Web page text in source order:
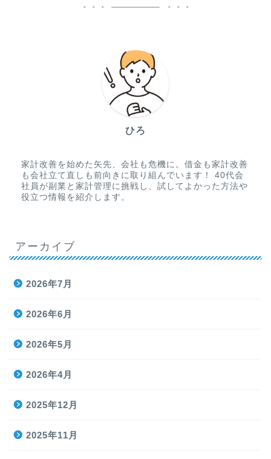
ひろ
家計改善を始めた矢先、会社も危機に。借金も家計改善
も会社立て直しも前向きに取り組んでいます！ 40代会
社員が副業と家計管理に挑戦し、試してよかった方法や
役立つ情報を紹介します。
アーカイブ
2026年7月
2026年6月
2026年5月
2026年4月
2025年12月
2025年11月